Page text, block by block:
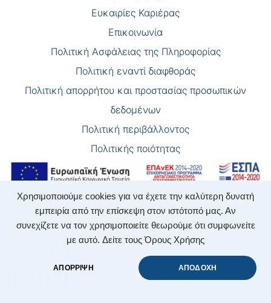
Χρησιμοποιούμε cookies για να έχετε την καλύτερη δυνατή
εμπειρία από την επίσκεψη στον ιστότοπό μας. Αν
συνεχίζετε να τον χρησιμοποιείτε θεωρούμε ότι συμφωνείτε
με αυτό. Δείτε τους Όρους Χρήσης
ΑΠΟΡΡΙΨΗ ΑΠΟΔΟΧΗ
Eυκαιρίες Καριέρας
Επικοινωνία
Πολιτική Ασφάλειας της Πληροφορίας
Πολιτική εναντί διαφθοράς
Πολιτική απορρήτου και προστασίας προσωπικών
δεδομένων
Πολιτική περιβάλλοντος
Πολιτικής ποιότητας
Τελευταίες Δημοσιεύσεις
Παράταση της Καταληκτικής Προθεσμίας Υποβολής Φ...